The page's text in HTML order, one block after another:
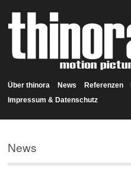
Über thinora News Referenzen
Impressum & Datenschutz
News